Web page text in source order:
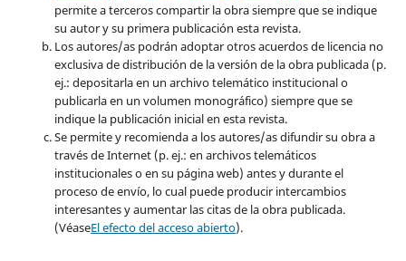
permite a terceros compartir la obra siempre que se indique
su autor y su primera publicación esta revista.
Los autores/as podrán adoptar otros acuerdos de licencia no
exclusiva de distribución de la versión de la obra publicada (p.
ej.: depositarla en un archivo telemático institucional o
publicarla en un volumen monográfico) siempre que se
indique la publicación inicial en esta revista.
Se permite y recomienda a los autores/as difundir su obra a
través de Internet (p. ej.: en archivos telemáticos
institucionales o en su página web) antes y durante el
proceso de envío, lo cual puede producir intercambios
interesantes y aumentar las citas de la obra publicada.
(VéaseEl efecto del acceso abierto).